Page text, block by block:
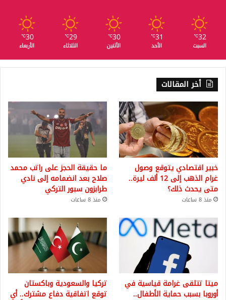
32
℃
السبت
31
℃
الأحد
30
℃
الأثنين
29
℃
الثلاثاء
30
℃
الأربعاء
أخر المقالات
خبير اقتصادي يتوقع وصول
غرام الذهب إلى 12 ألف ليرة..
متى يحدث ذلك؟
منذ 8 ساعات
ما حقيقة الحجز على راتب محمد
صلاح بعد انضمامه إلى نادي
طرابزون سبور التركي
منذ 8 ساعات
ميتا تتلقى غرامة قياسية في
أوروبا بسبب حماية الأطفال..
تركيا والسعودية وباكستان
توقع اتفاقية دفاع مشترك.. أي